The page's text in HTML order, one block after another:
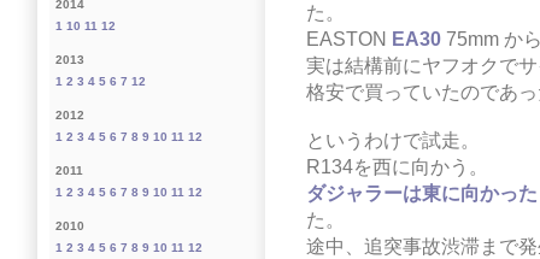
た。
EASTON EA30 75mm か
実は結構前にヤフオクで
格安で買っていたのであ
というわけで試走。
R134を西に向かう。
ダジャラーは東に向かっ
た。
途中、追突事故渋滞まで
2014
1 10 11 12
2013
1 2 3 4 5 6 7 12
2012
1 2 3 4 5 6 7 8 9 10 11 12
2011
1 2 3 4 5 6 7 8 9 10 11 12
2010
1 2 3 4 5 6 7 8 9 10 11 12